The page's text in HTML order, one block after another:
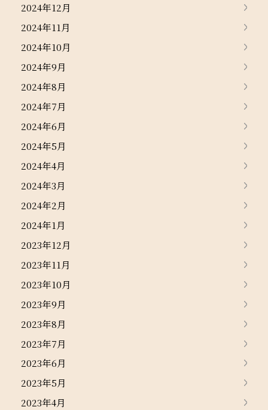
2024年12月
2024年11月
2024年10月
2024年9月
2024年8月
2024年7月
2024年6月
2024年5月
2024年4月
2024年3月
2024年2月
2024年1月
2023年12月
2023年11月
2023年10月
2023年9月
2023年8月
2023年7月
2023年6月
2023年5月
2023年4月